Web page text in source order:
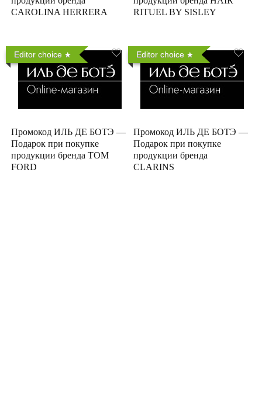
CAROLINA HERRERA
RITUEL BY SISLEY
Editor choice
Промокод ИЛЬ ДЕ БОТЭ —
Подарок при покупке
продукции бренда TOM
FORD
Editor choice
Промокод ИЛЬ ДЕ БОТЭ —
Подарок при покупке
продукции бренда
CLARINS